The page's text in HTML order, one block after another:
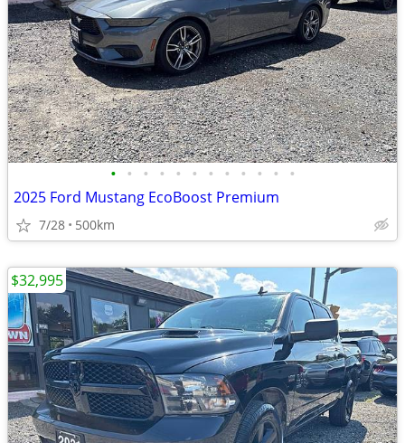
• • • • • • • • • • • •
2025 Ford Mustang EcoBoost Premium
7/28 500km
$32,995